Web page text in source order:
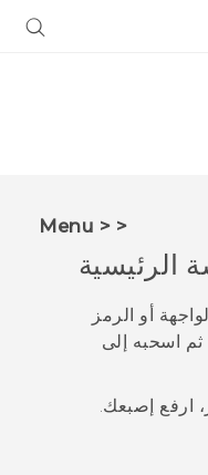
< < Menu
الرئيسية
أو الرمز
ثم اسحبه إلى
ارفع إصبعك.